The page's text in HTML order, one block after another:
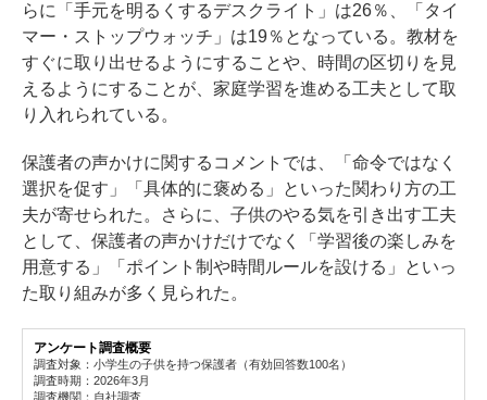
らに「手元を明るくするデスクライト」は26％、「タイ
マー・ストップウォッチ」は19％となっている。教材を
すぐに取り出せるようにすることや、時間の区切りを見
えるようにすることが、家庭学習を進める工夫として取
り入れられている。
保護者の声かけに関するコメントでは、「命令ではなく
選択を促す」「具体的に褒める」といった関わり方の工
夫が寄せられた。さらに、子供のやる気を引き出す工夫
として、保護者の声かけだけでなく「学習後の楽しみを
用意する」「ポイント制や時間ルールを設ける」といっ
た取り組みが多く見られた。
アンケート調査概要
調査対象：小学生の子供を持つ保護者（有効回答数100名）
調査時期：2026年3月
調査機関：自社調査